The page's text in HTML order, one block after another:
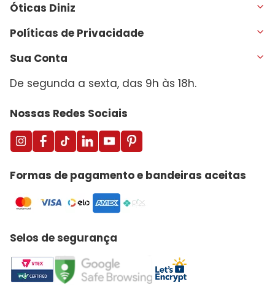
Óticas Diniz
Políticas de Privacidade
Sua Conta
De segunda a sexta, das 9h às 18h.
Nossas Redes Sociais
Formas de pagamento e bandeiras aceitas
Selos de segurança